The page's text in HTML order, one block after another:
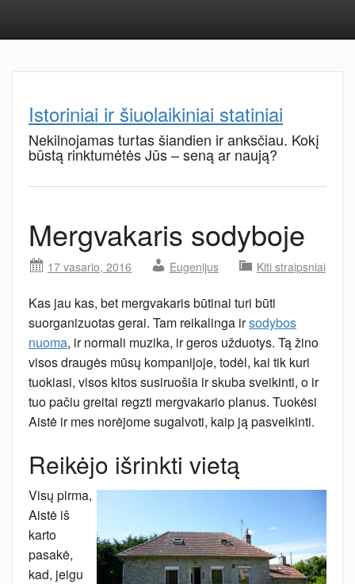
Istoriniai ir šiuolaikiniai statiniai
Nekilnojamas turtas šiandien ir anksčiau. Kokį
būstą rinktumėtės Jūs – seną ar naują?
Mergvakaris sodyboje
17 vasario, 2016 Eugenijus Kiti straipsniai
Kas jau kas, bet mergvakaris būtinai turi būti
suorganizuotas gerai. Tam reikalinga irsodybos
nuoma, ir normali muzika, ir geros užduotys. Tą žino
visos draugės mūsų kompanijoje, todėl, kai tik kuri
tuokiasi, visos kitos susiruošia ir skuba sveikinti, o ir
tuo pačiu greitai regzti mergvakario planus. Tuokėsi
Aistė ir mes norėjome sugalvoti, kaip ją pasveikinti.
Reikėjo išrinkti vietą
Visų pirma,
Aistė iš
karto
pasakė,
kad, jeigu